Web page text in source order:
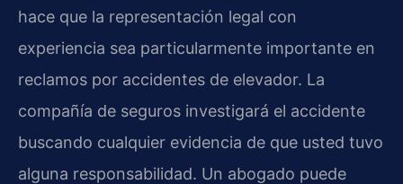
hace que la representación legal con
experiencia sea particularmente importante en
reclamos por accidentes de elevador. La
compañía de seguros investigará el accidente
buscando cualquier evidencia de que usted tuvo
alguna responsabilidad. Un abogado puede